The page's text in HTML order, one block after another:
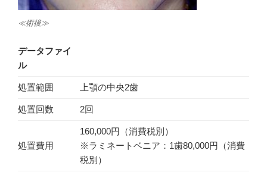
≪術後≫
データファイ
ル
処置範囲 上顎の中央2歯
処置回数 2回
処置費用
160,000円（消費税別）
※ラミネートベニア：1歯80,000円（消費
税別）